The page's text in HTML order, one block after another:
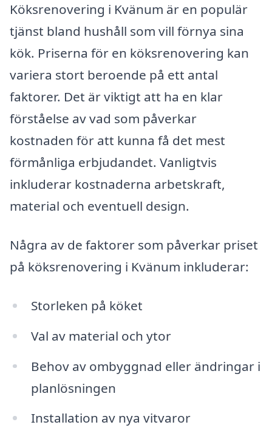
Köksrenovering i Kvänum är en populär
tjänst bland hushåll som vill förnya sina
kök. Priserna för en köksrenovering kan
variera stort beroende på ett antal
faktorer. Det är viktigt att ha en klar
förståelse av vad som påverkar
kostnaden för att kunna få det mest
förmånliga erbjudandet. Vanligtvis
inkluderar kostnaderna arbetskraft,
material och eventuell design.
Några av de faktorer som påverkar priset
på köksrenovering i Kvänum inkluderar:
Storleken på köket
Val av material och ytor
Behov av ombyggnad eller ändringar i
planlösningen
Installation av nya vitvaror